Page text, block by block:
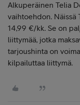
Alkuperäinen Telia
vaihtoehdon. Näissä
14,99 €/kk. Se on
liittymää, jotka
tarjoushinta on
kilpailuttaa liittymä.